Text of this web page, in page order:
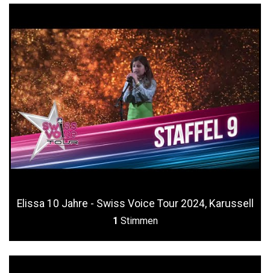
Elissa 10 Jahre - Swiss Voice Tour 2024, Karussell
1 Stimmen